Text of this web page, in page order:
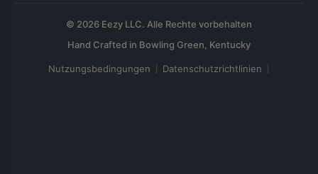
© 2026 Eezy LLC. Alle Rechte vorbehalten
Nutzungsbedingungen Datenschutzrichtlinien